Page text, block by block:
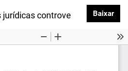
do Artigocontrovertidas da Lei
Baixar